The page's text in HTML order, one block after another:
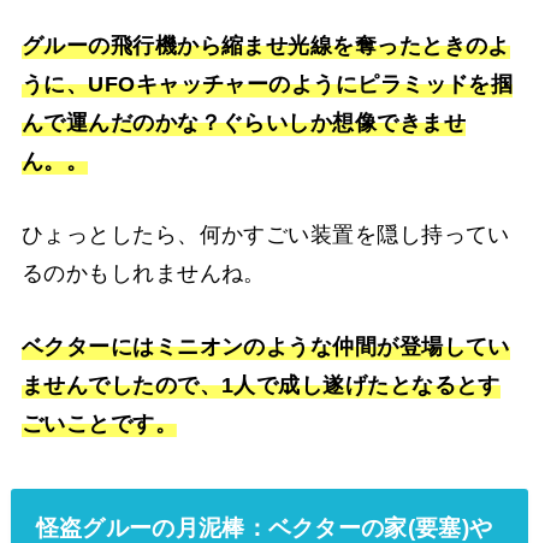
グルーの飛行機から縮ませ光線を奪ったときのよ
うに、UFOキャッチャーのようにピラミッドを掴
んで運んだのかな？ぐらいしか想像できませ
ん。。
ひょっとしたら、何かすごい装置を隠し持ってい
るのかもしれませんね。
ベクターにはミニオンのような仲間が登場してい
ませんでしたので、1人で成し遂げたとなるとす
ごいことです。
怪盗グルーの月泥棒：ベクターの家(要塞)や